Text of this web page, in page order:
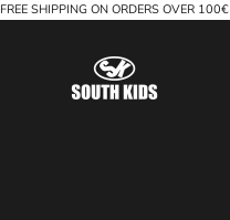
FREE SHIPPING ON ORDERS OVER 100€
South Kids